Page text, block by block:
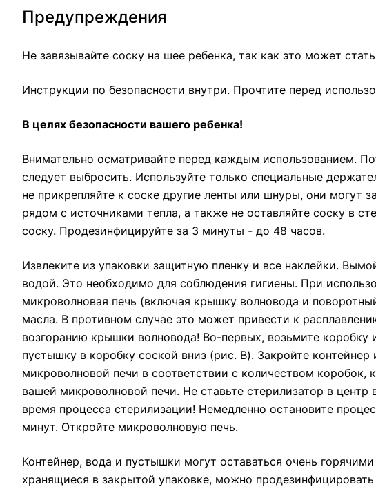
Предупреждения
Не завязывайте соску на шее ребенка, так как это может
Инструкции по безопасности внутри. Прочтите перед
В целях безопасности вашего ребенка!
Внимательно осматривайте перед каждым использованием.
следует выбросить. Используйте только специальные
не прикрепляйте к соске другие ленты или шнуры, они
рядом с источниками тепла, а также не оставляйте соску в
соску. Продезинфицируйте за 3 минуты - до 48 часов.
Извлеките из упаковки защитную пленку и все наклейки.
водой. Это необходимо для соблюдения гигиены. При
микроволновая печь (включая крышку волновода и
масла. В противном случае это может привести к
возгоранию крышки волновода! Во-первых, возьмите
пустышку в коробку соской вниз (рис. B). Закройте
микроволновой печи в соответствии с количеством
вашей микроволновой печи. Не ставьте стерилизатор в
время процесса стерилизации! Немедленно остановите
минут. Откройте микроволновую печь.
Контейнер, вода и пустышки могут оставаться очень
хранящиеся в закрытой упаковке, можно